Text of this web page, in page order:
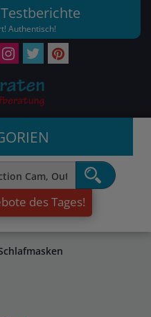
Authentisch!
des Tages!